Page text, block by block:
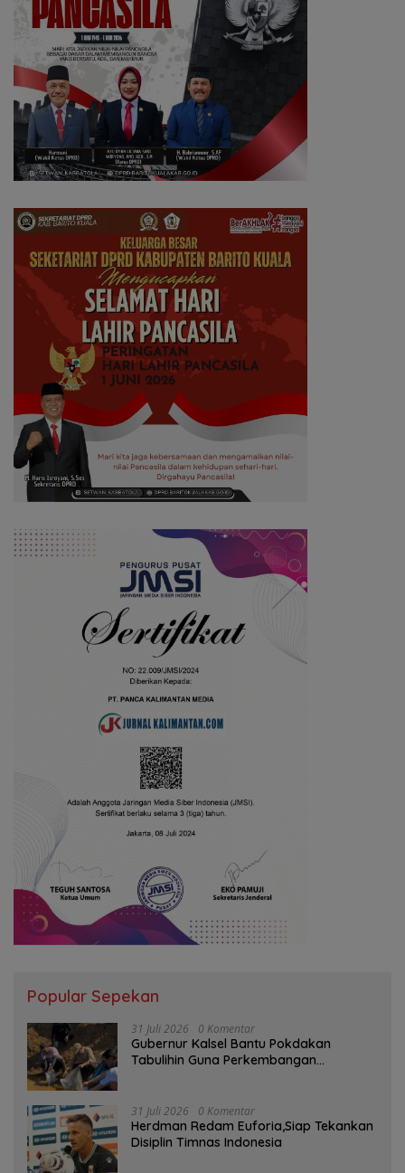
Popular Sepekan
31 Juli 2026 0 Komentar
Gubernur Kalsel Bantu Pokdakan
Tabulihin Guna Perkembangan
31 Juli 2026 0 Komentar
Herdman Redam Euforia,Siap Tekankan
Disiplin Timnas Indonesia